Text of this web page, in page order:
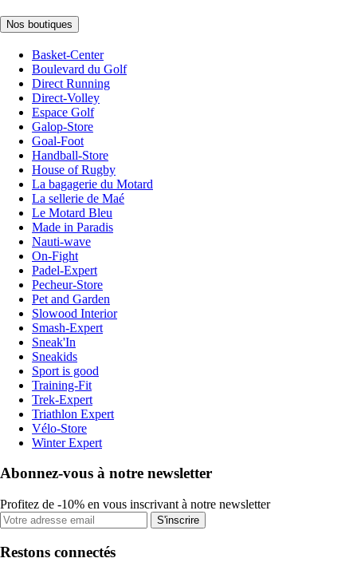
Nos boutiques
Basket-Center
Boulevard du Golf
Direct Running
Direct-Volley
Espace Golf
Galop-Store
Goal-Foot
Handball-Store
House of Rugby
La bagagerie du Motard
La sellerie de Maé
Le Motard Bleu
Made in Paradis
Nauti-wave
On-Fight
Padel-Expert
Pecheur-Store
Pet and Garden
Slowood Interior
Smash-Expert
Sneak'In
Sneakids
Sport is good
Training-Fit
Trek-Expert
Triathlon Expert
Vélo-Store
Winter Expert
Abonnez-vous à notre newsletter
Profitez de -10% en vous inscrivant à notre newsletter
S'inscrire
Restons connectés